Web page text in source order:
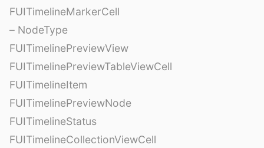
FUITimelineMarkerCell
– NodeType
FUITimelinePreviewView
FUITimelinePreviewTableViewCell
FUITimelineItem
FUITimelinePreviewNode
FUITimelineStatus
FUITimelineCollectionViewCell